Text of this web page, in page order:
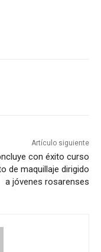
Artículo siguiente
con éxito curso
de maquillaje dirigido
a jóvenes rosarenses